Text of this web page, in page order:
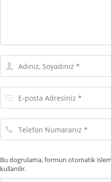
Adınız,
Soyadınız
E-
posta
Telefon
Numaranız
Bu dogrulama, formun otomatik
kullanilir.